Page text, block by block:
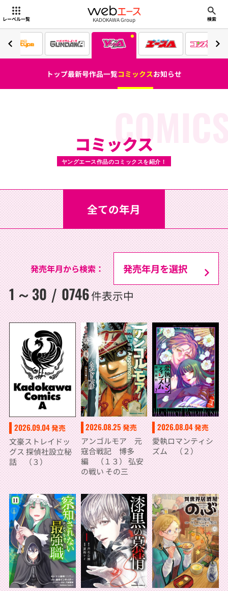
レーベル一覧 webエース
KADOKAWA Group 検索
トップ最新号作品一覧コミックスお知らせ
コミックス
ヤングエース作品のコミックスを紹介！
全ての年月
1 ～ 30 / 0746件表示中
発売年月から検索：
2026.09.04発売
文豪ストレイドッ
グス 探偵社設立秘
話 （３）
2026.08.25 発売
アンゴルモア 元
寇合戦記 博多
編 （１３） 弘安
の戦い その三
2026.08.04発売
愛執ロマンティシ
ズム （２）